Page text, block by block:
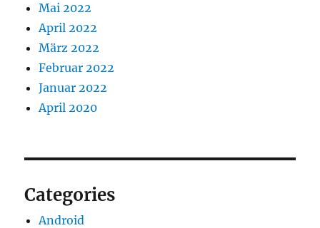
Mai 2022
April 2022
März 2022
Februar 2022
Januar 2022
April 2020
Categories
Android